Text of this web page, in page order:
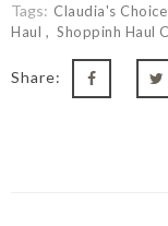
Tags: Claudia's Choice
Haul
Shoppinh Haul
Share: